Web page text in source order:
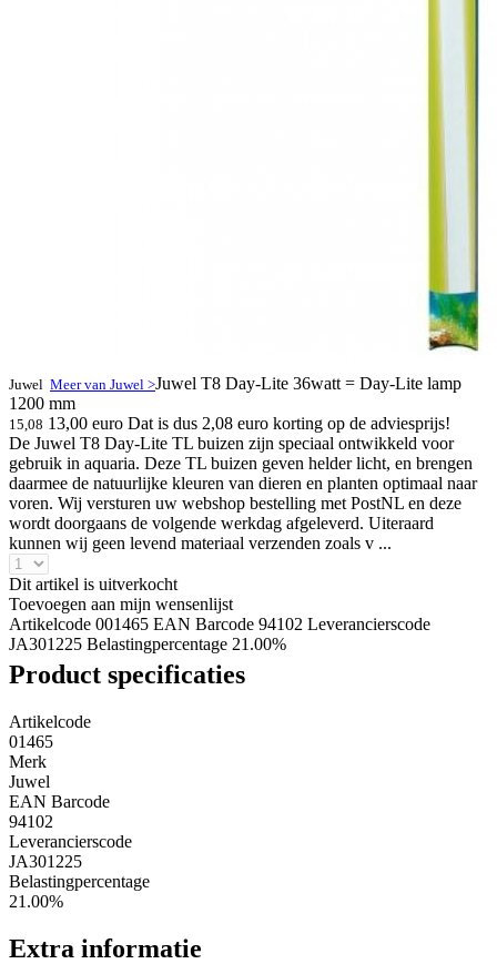
Juwel Meer van Juwel >Juwel T8 Day-Lite 36watt = Day-Lite lamp
1200 mm
15,08 13,00 euro Dat is dus 2,08 euro korting op de adviesprijs!
De Juwel T8 Day-Lite TL buizen zijn speciaal ontwikkeld voor
gebruik in aquaria. Deze TL buizen geven helder licht, en brengen
daarmee de natuurlijke kleuren van dieren en planten optimaal naar
voren. Wij versturen uw webshop bestelling met PostNL en deze
wordt doorgaans de volgende werkdag afgeleverd. Uiteraard
kunnen wij geen levend materiaal verzenden zoals v ...
Dit artikel is uitverkocht
Toevoegen aan mijn wensenlijst
Artikelcode 001465 EAN Barcode 94102 Leverancierscode
JA301225 Belastingpercentage 21.00%
Product specificaties
Artikelcode
01465
Merk
Juwel
EAN Barcode
94102
Leverancierscode
JA301225
Belastingpercentage
21.00%
Extra informatie